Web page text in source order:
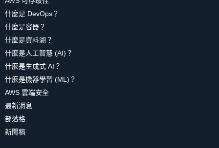
什麼是 DevOps？
什麼是容器？
什麼是資料湖？
什麼是人工智慧 (AI)？
什麼是生成式 AI？
什麼是機器學習 (ML)？
AWS 雲端安全
最新消息
部落格
新聞稿